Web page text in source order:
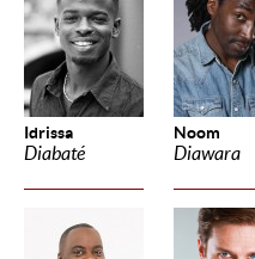
Idrissa
Diabaté
Noom
Diawara